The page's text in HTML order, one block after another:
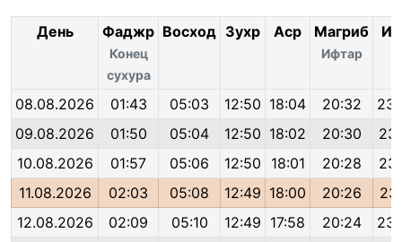
День Фаджр
Конец
сухура
Восход Зухр Аср Магриб
Ифтар
08.08.2026 01:43 05:03 12:50 18:04 20:32
09.08.2026
01:50 05:04 12:50 18:02 20:30
10.08.2026
01:57 05:06 12:50 18:01 20:28
11.08.2026
02:03 05:08 12:49 18:00 20:26
12.08.2026
02:09 05:10 12:49 17:58 20:24